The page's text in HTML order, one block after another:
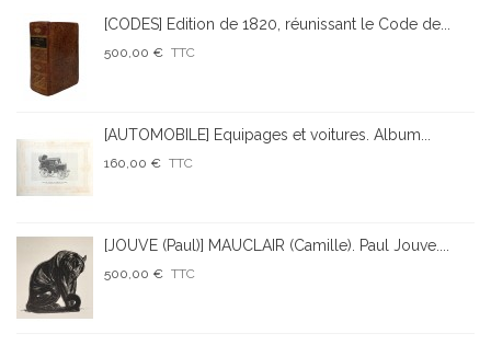
[CODES] Edition de 1820, réunissant le Code de...
500,00 € TTC
[AUTOMOBILE] Equipages et voitures. Album...
160,00 € TTC
[JOUVE (Paul)] MAUCLAIR (Camille). Paul Jouve....
500,00 € TTC